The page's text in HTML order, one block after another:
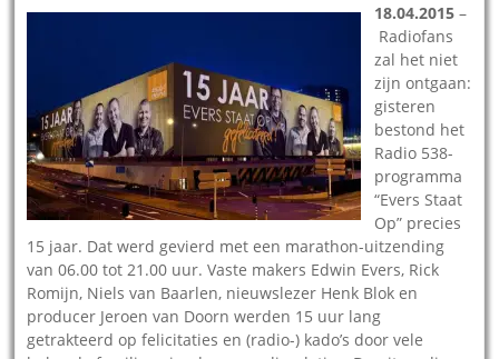
18.04.2015 –
Radiofans
zal het niet
zijn ontgaan:
gisteren
bestond het
Radio 538-
programma
“Evers Staat
Op” precies
15 jaar. Dat werd gevierd met een marathon-uitzending
van 06.00 tot 21.00 uur. Vaste makers Edwin Evers, Rick
Romijn, Niels van Baarlen, nieuwslezer Henk Blok en
producer Jeroen van Doorn werden 15 uur lang
getrakteerd op felicitaties en (radio-) kado’s door vele